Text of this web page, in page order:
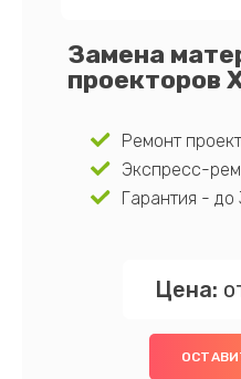
Замена
проекторов
Ремонт
Экспресс-
Гарантия - до
Цена: